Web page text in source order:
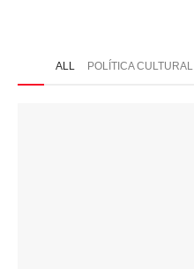
ALL POLÍTICA CULTURAL